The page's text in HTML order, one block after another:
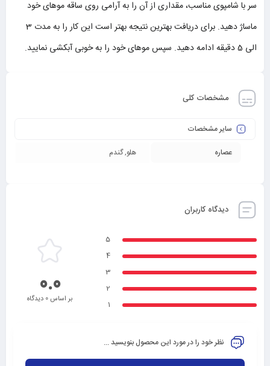
سر با شامپوی مناسب، مقداری از آن را به آرامی روی ساقه موهای خود
ماساژ دهید. برای دریافت بهترین نتیجه بهتر است این کار را به مدت 3
الی 5 دقیقه ادامه دهید. سپس موهای خود را به خوبی آبکشی نمایید.
مشخصات کلی
سایر مشخصات
عصاره
هلو, گندم
دیدگاه کاربران
5
4
3
2
1
0.0بر اساس 0 دیدگاه
نظر خود را در مورد این محصول بنویسید ...